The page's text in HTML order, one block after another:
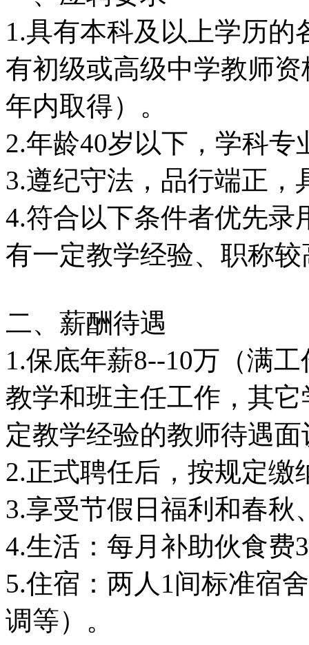
1.具有本科及以上学历
有初级或高级中学教师
年内取得）。
2.年龄40岁以下，学科
3.遵纪守法，品行端正，
4.符合以下条件者优先录
有一定教学经验、职称较
二、薪酬待遇
1.保底年薪8--10万（满
教学和班主任工作，其
定教学经验的教师待遇面
2.正式聘任后，按规定缴
3.享受节假日福利和春秋
4.生活：每月补助伙食费
5.住宿：两人1间标准宿
调等）。